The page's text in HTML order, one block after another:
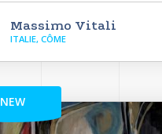
Massimo Vitali
ITALIE, CÔME
NEW